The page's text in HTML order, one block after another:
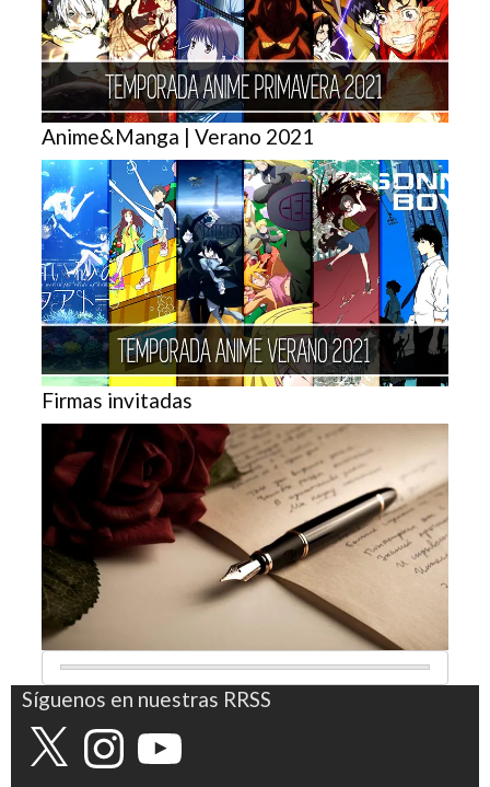
Anime&Manga | Verano 2021
Firmas invitadas
Síguenos en nuestras RRSS
X InstagramYouTube